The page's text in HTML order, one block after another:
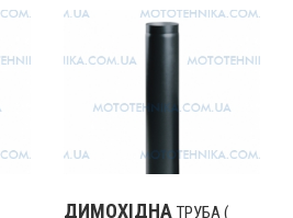
ДИМОХІДНА ТРУБА (